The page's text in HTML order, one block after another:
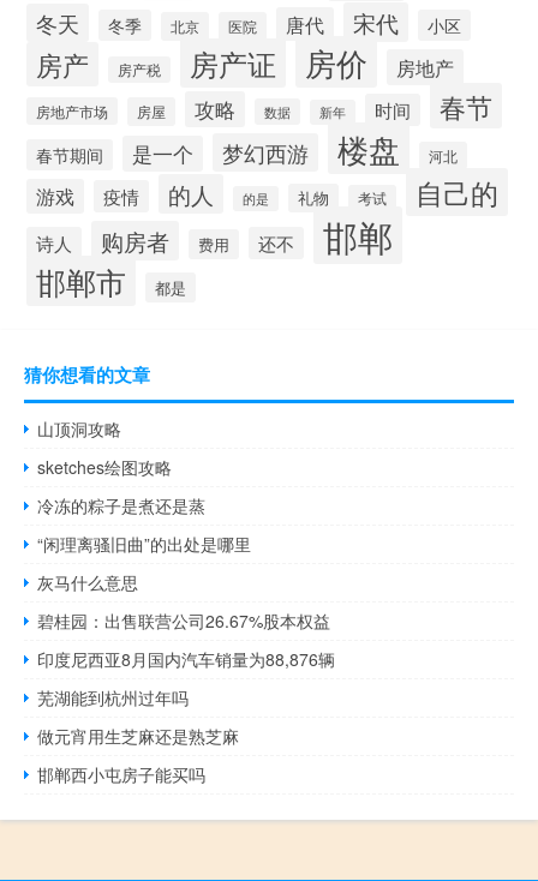
冬天 冬季 北京 医院 唐代 宋代 小区
房产 房产税 房产证 房价 房地产
房地产市场 房屋 攻略 数据 新年 时间 春节
春节期间 是一个 梦幻西游 楼盘 河北
游戏 疫情 的人 的是 礼物 考试 自己的
诗人 购房者 费用 还不 邯郸
邯郸市 都是
猜你想看的文章
山顶洞攻略
sketches绘图攻略
冷冻的粽子是煮还是蒸
“闲理离骚旧曲”的出处是哪里
灰马什么意思
碧桂园：出售联营公司26.67%股本权益
印度尼西亚8月国内汽车销量为88,876辆
芜湖能到杭州过年吗
做元宵用生芝麻还是熟芝麻
邯郸西小屯房子能买吗